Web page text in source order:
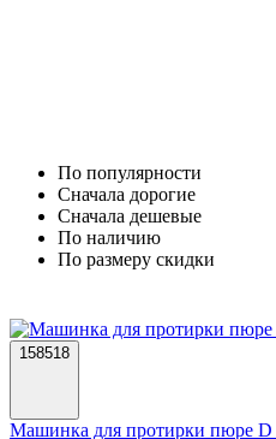
По популярности
Cначала дорогие
Cначала дешевые
По наличию
По размеру скидки
158518
Машинка для протирки пюре D